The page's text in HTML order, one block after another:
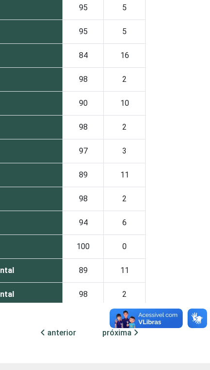
95 5
95 5
84 16
98 2
90 10
98 2
97 3
89 11
98 2
94 6
100 0
89 11
98 2
2
anterior próxima